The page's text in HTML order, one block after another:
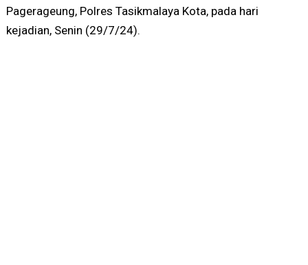
Pagerageung, Polres Tasikmalaya Kota, pada hari
kejadian, Senin (29/7/24).